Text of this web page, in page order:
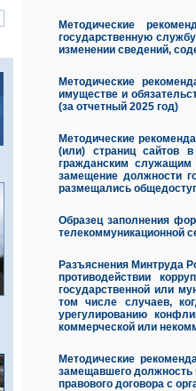
Методические
государственную
изменении сведений,
Методические
имуществе и
(за отчетный 2025 год)
Методические
(или) страниц сайтов в
гражданским
замещение должности
размещались
Образец заполнения
телекоммуникационной
Разъяснения Минтруда
противодействии
государственной или
том числе случаев,
урегулированию
коммерческой или
Методические
замещавшего должность
правового договора с